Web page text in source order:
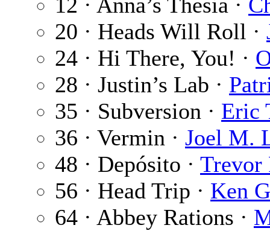
20 · Heads Will Roll ·
24 · Hi There, You! ·
28 · Justin’s Lab ·
35 · Subversion · Eric
36 · Vermin · Joel M.
48 · Depósito · Trevor
56 · Head Trip · Ken
64 · Abbey Rations ·